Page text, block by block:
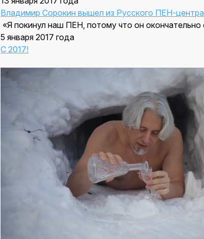
Владимир Сорокин вышел из Русского ПЕН-центра
«Я покинул наш ПЕН, потому что он окончательно
5 января 2017 года
С 2017!